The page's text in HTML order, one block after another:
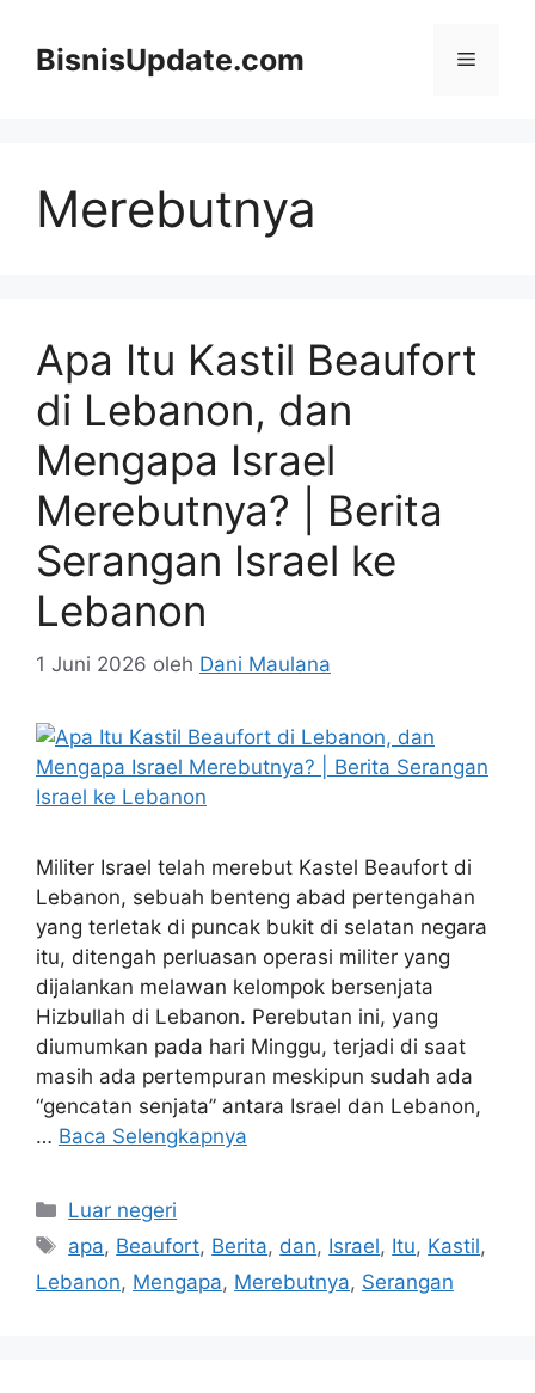
BisnisUpdate.com Menu
Merebutnya
Apa Itu Kastil Beaufort
di Lebanon, dan
Mengapa Israel
Merebutnya? | Berita
Serangan Israel ke
Lebanon
1 Juni 2026 oleh Dani Maulana
Militer Israel telah merebut Kastel Beaufort di
Lebanon, sebuah benteng abad pertengahan
yang terletak di puncak bukit di selatan negara
itu, ditengah perluasan operasi militer yang
dijalankan melawan kelompok bersenjata
Hizbullah di Lebanon. Perebutan ini, yang
diumumkan pada hari Minggu, terjadi di saat
masih ada pertempuran meskipun sudah ada
“gencatan senjata” antara Israel dan Lebanon,
… Baca Selengkapnya
Kategori
Luar negeri
Tag
apa, Beaufort, Berita, dan, Israel, Itu, Kastil,
Lebanon, Mengapa, Merebutnya, Serangan